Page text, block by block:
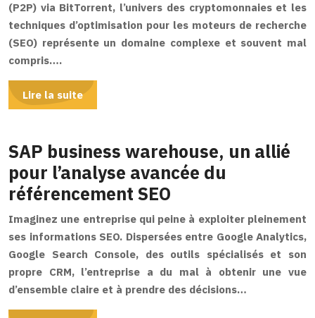
(P2P) via BitTorrent, l’univers des cryptomonnaies et les
techniques d’optimisation pour les moteurs de recherche
(SEO) représente un domaine complexe et souvent mal
compris….
Lire la suite
SAP business warehouse, un allié
pour l’analyse avancée du
référencement SEO
Imaginez une entreprise qui peine à exploiter pleinement
ses informations SEO. Dispersées entre Google Analytics,
Google Search Console, des outils spécialisés et son
propre CRM, l’entreprise a du mal à obtenir une vue
d’ensemble claire et à prendre des décisions…